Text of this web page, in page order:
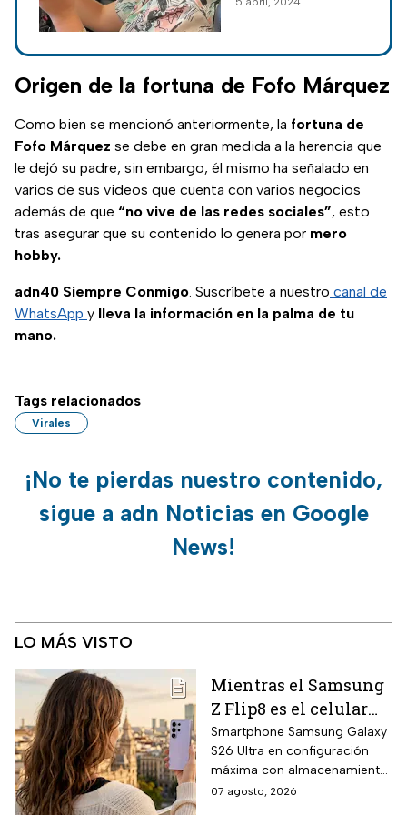
mujer en medio de
las calles de
Naucalpan, se
difundieron
grabaciones del
hecho a través de
las redes sociales.
Origen de la fortuna de Fofo Márquez
Como bien se mencionó anteriormente, la fortuna de
Fofo Márquez se debe en gran medida a la herencia que
le dejó su padre, sin embargo, él mismo ha señalado en
varios de sus videos que cuenta con varios negocios
además de que “no vive de las redes sociales”, esto
tras asegurar que su contenido lo genera por mero
hobby.
adn40 Siempre Conmigo. Suscríbete a nuestro canal de
WhatsApp y lleva la información en la palma de tu
mano.
Tags relacionados
Virales
¡No te pierdas nuestro contenido,
sigue a adn Noticias en Google
News!
LO MÁS VISTO
Mientras el Samsung
Z Flip8 es el celular
más esperado,
Walmart está
rematando el Galaxy
S26 Ultra de 1TB a
Smartphone Samsung Galaxy
S26 Ultra en configuración
máxima con almacenamiento
UFS 4.1 de 1 terabyte, memoria
07 agosto, 2026